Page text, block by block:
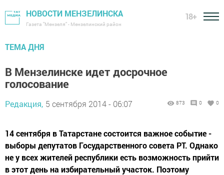
НОВОСТИ МЕНЗЕЛИНСКА
Газета "Мензеля" - Мензелинский район
18+
ТЕМА ДНЯ
В Мензелинске идет досрочное
голосование
Редакция, 5 сентября 2014 - 06:07 873 0 0
14 сентября в Татарстане состоится важное событие -
выборы депутатов Государственного совета РТ. Однако
не у всех жителей республики есть возможность прийти
в этот день на избирательный участок. Поэтому